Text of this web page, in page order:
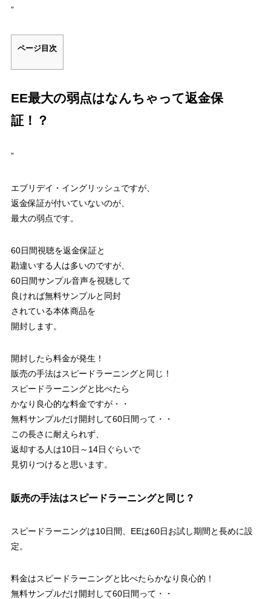
”
ページ目次
EE最大の弱点はなんちゃって返金保
証！？
”
エブリデイ・イングリッシュですが、
返金保証が付いていないのが、
最大の弱点です。
60日間視聴を返金保証と
勘違いする人は多いのですが、
60日間サンプル音声を視聴して
良ければ無料サンプルと同封
されている本体商品を
開封します。
開封したら料金が発生！
販売の手法はスピードラーニングと同じ！
スピードラーニングと比べたら
かなり良心的な料金ですが・・
無料サンプルだけ開封して60日間って・・
この長さに耐えられず、
返却する人は10日～14日ぐらいで
見切りつけると思います。
販売の手法はスピードラーニングと同じ？
スピードラーニングは10日間、EEは60日お試し期間と長めに設
定。
料金はスピードラーニングと比べたらかなり良心的！
無料サンプルだけ開封して60日間って・・